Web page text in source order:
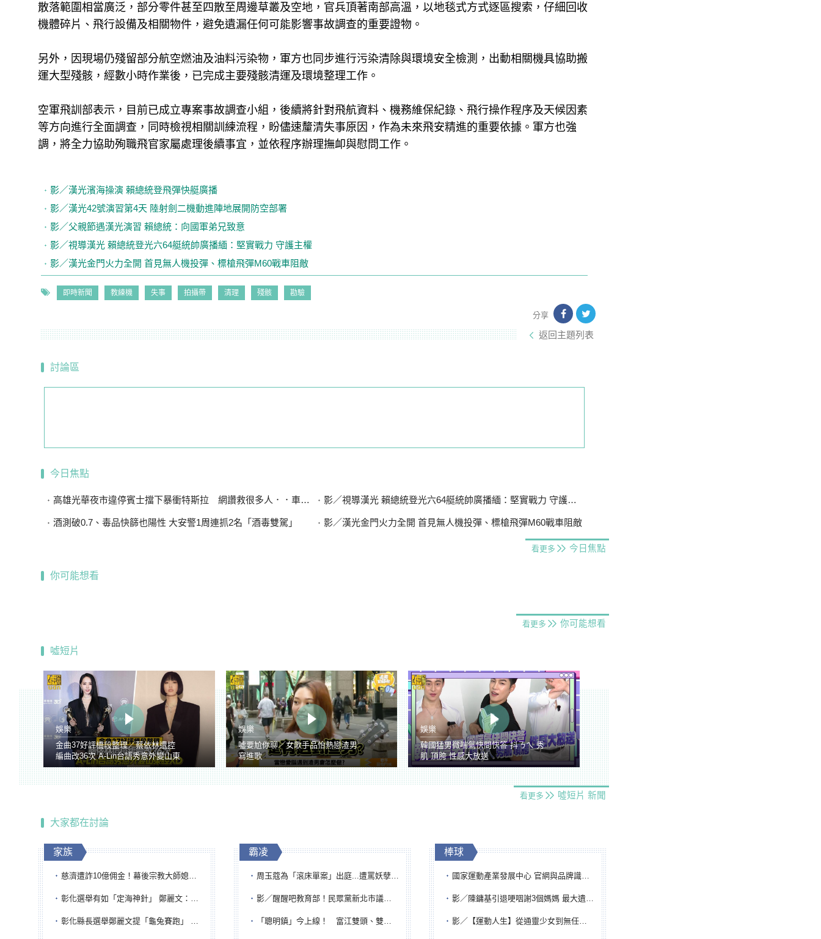
散落範圍相當廣泛，部分零件甚至四散至周邊草叢及空地，官兵頂著南部高溫，以地毯式方式逐區搜索，仔細回收
機體碎片、飛行設備及相關物件，避免遺漏任何可能影響事故調查的重要證物。
另外，因現場仍殘留部分航空燃油及油料污染物，軍方也同步進行污染清除與環境安全檢測，出動相關機具協助搬
運大型殘骸，經數小時作業後，已完成主要殘骸清運及環境整理工作。
空軍飛訓部表示，目前已成立專案事故調查小組，後續將針對飛航資料、機務維保紀錄、飛行操作程序及天候因素
等方向進行全面調查，同時檢視相關訓練流程，盼儘速釐清失事原因，作為未來飛安精進的重要依據。軍方也強
調，將全力協助殉職飛官家屬處理後續事宜，並依程序辦理撫卹與慰問工作。
影／漢光濱海操演 賴總統登飛彈快艇廣播
影／漢光42號演習第4天 陸射劍二機動進陣地展開防空部署
影／父親節遇漢光演習 賴總統：向國軍弟兄致意
影／視導漢光 賴總統登光六64艇統帥廣播緬：堅實戰力 守護主權
影／漢光金門火力全開 首見無人機投彈、標槍飛彈M60戰車阻敵
即時新聞 教練機 失事 拍攝帶 清理 殘骸 勘驗
分享
返回主題列表
討論區
今日焦點
高雄光華夜市違停賓士擋下暴衝特斯拉 網讚救很多人．．車主曝光是他 影／視導漢光 賴總統登光六64艇統帥廣播緬：堅實戰力 守護主權
酒測破0.7、毒品快篩也陽性 大安警1周連抓2名「酒毒雙駕」 影／漢光金門火力全開 首見無人機投彈、標槍飛彈M60戰車阻敵
看更多 今日焦點
你可能想看
看更多 你可能想看
噓短片
娛樂
金曲37好評橋段整理／蔡依林遭控
編曲改36次 A-Lin台語秀意外變山東
腔
娛樂
噓要尬你聊／女歌手品怡熱戀渣男
寫進歌
娛樂
韓國猛男微喘氣快問快答 抖ㄋㄟ 秀
肌 頂胯 性感大放送
看更多 噓短片 新聞
大家都在討論
家族
慈濟遭詐10億佣金！幕後宗教大師媳婦獲100萬交保...快步奔離不發一語
彰化選舉有如「定海神針」 鄭麗文：傾全黨之力讓彰化贏
彰化縣長選舉鄭麗文提「龜兔賽跑」 綠營、無黨籍忙否認是烏龜
霸凌
周玉蔻為「滾床單案」出庭...遭罵妖孽下地獄 張淑娟批：舌頭殺人有罪
影／醒醒吧教育部！民眾黨新北市議員參選人提出校園反毒防線升級政見
「聰明鎮」今上線！ 富江雙頭、雙一、人頭氣球全登場
棒球
國家運動產業發展中心 官網與品牌識別標誌重磅啟用
影／陳鏞基引退哽咽謝3個媽媽 最大遺憾無緣大聯盟
影／【運動人生】從通靈少女到無任所大使 劉柏君女裁判人生國際發光